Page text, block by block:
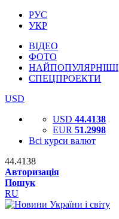
РУС
УКР
ВІДЕО
ФОТО
НАЙПОПУЛЯРНІШІ
СПЕЦПРОЕКТИ
USD
USD 44.4138
EUR 51.2998
Всі курси валют
44.4138
Авторизація
Пошук
RU